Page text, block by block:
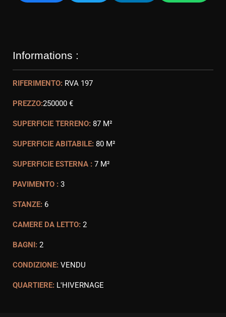
Informations :
RIFERIMENTO: RVA 197
PREZZO:250000 €
SUPERFICIE TERRENO: 87 M²
SUPERFICIE ABITABILE: 80 M²
SUPERFICIE ESTERNA : 7 M²
PAVIMENTO : 3
STANZE: 6
CAMERE DA LETTO: 2
BAGNI: 2
CONDIZIONE: VENDU
QUARTIERE: L'HIVERNAGE